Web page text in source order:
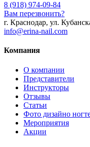
8 (918) 974-09-84
Вам перезвонить?
г. Краснодар, ул.
info@erina-nail.com
Компания
О компании
Представители
Инструкторы
Отзывы
Статьи
Фото дизайно
Мероприятия
Акции